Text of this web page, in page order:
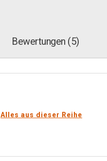
Bewertungen (5)
Alles aus dieser Reihe